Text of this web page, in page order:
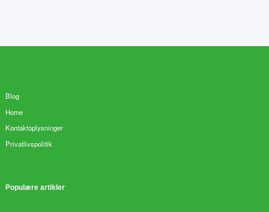
Blog
Home
Kontaktoplysninger
Privatlivspolitik
Populære artikler